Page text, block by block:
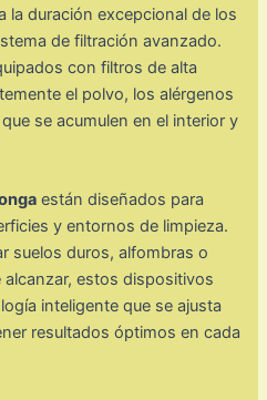
la duración excepcional de los
de filtración avanzado.
con filtros de alta
el polvo, los alérgenos
se acumulen en el interior y
están diseñados para
y entornos de limpieza.
suelos duros, alfombras o
estos dispositivos
inteligente que se ajusta
resultados óptimos en cada